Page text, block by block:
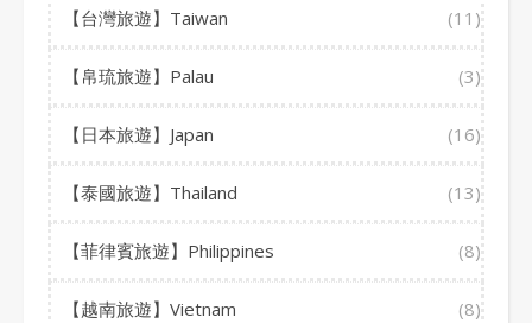
【台灣旅遊】Taiwan (11)
【帛琉旅遊】Palau (3)
【日本旅遊】Japan (16)
【泰國旅遊】Thailand (13)
【菲律賓旅遊】Philippines (8)
【越南旅遊】Vietnam (8)